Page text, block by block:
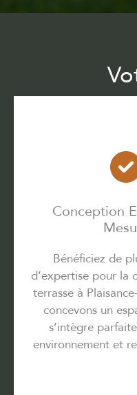
Conception
Bénéficiez de
d’expertise pour la
terrasse à
concevons un
s’intègre
environnement et